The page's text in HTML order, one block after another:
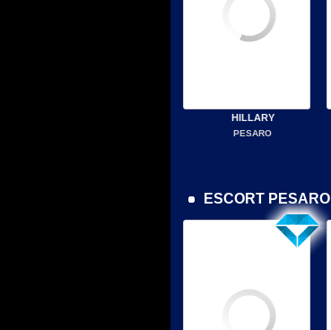
HILLARY
PESARO
ESCORT PESARO